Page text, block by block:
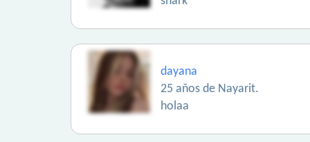
dayana
25 años de Nayarit.
holaa